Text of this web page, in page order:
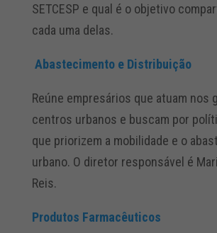
SETCESP e qual é o objetivo
cada uma delas.
Abastecimento e Distribuição
Reúne empresários que atuam nos
centros urbanos e buscam por
que priorizem a mobilidade e o
urbano. O diretor responsável é
Reis.
Produtos Farmacêuticos